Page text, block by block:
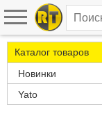
Каталог товаров
Новинки
Yato